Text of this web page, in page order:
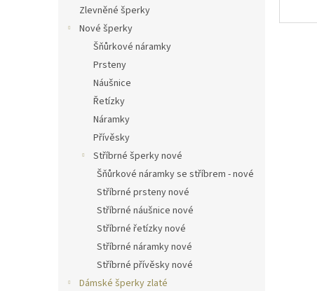
Zlevněné šperky
Nové šperky
Šňůrkové náramky
Prsteny
Náušnice
Řetízky
Náramky
Přívěsky
Stříbrné šperky nové
Šňůrkové náramky se stříbrem - nové
Stříbrné prsteny nové
Stříbrné náušnice nové
Stříbrné řetízky nové
Stříbrné náramky nové
Stříbrné přívěsky nové
Dámské šperky zlaté